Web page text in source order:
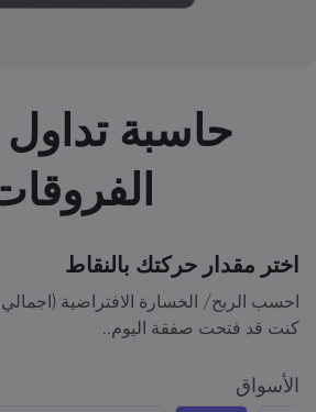
حاسبة
اختر مقدار حركتك بالنقاط
احسب الربح/ الخسارة الافتراضية
كنت قد فتحت صفقة اليوم..
الأسواق